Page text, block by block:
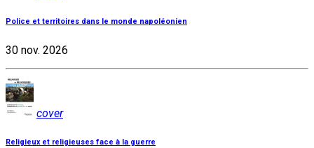
Police et territoires dans le monde napoléonien
30 nov. 2026
cover
Religieux et religieuses face à la guerre